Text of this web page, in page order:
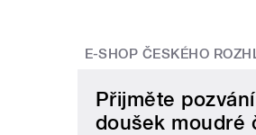
E-SHOP ČESKÉHO
Přijměte
doušek moudré